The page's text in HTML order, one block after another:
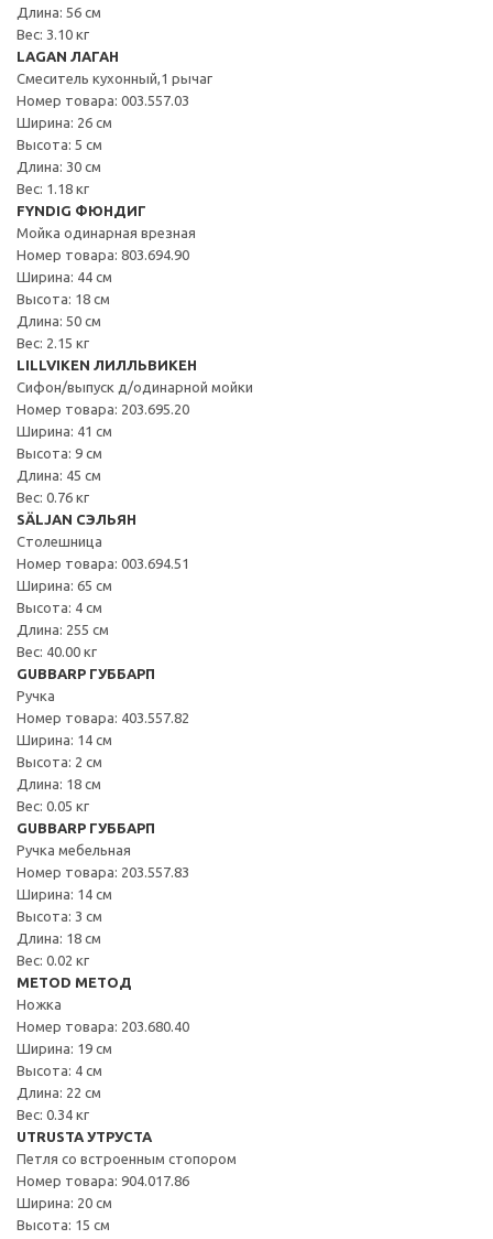
Длина: 56 см
Вес: 3.10 кг
LAGAN ЛАГАН
Смеситель кухонный,1 рычаг
Номер товара: 003.557.03
Ширина: 26 см
Высота: 5 см
Длина: 30 см
Вес: 1.18 кг
FYNDIG ФЮНДИГ
Мойка одинарная врезная
Номер товара: 803.694.90
Ширина: 44 см
Высота: 18 см
Длина: 50 см
Вес: 2.15 кг
LILLVIKEN ЛИЛЛЬВИКЕН
Сифон/выпуск д/одинарной мойки
Номер товара: 203.695.20
Ширина: 41 см
Высота: 9 см
Длина: 45 см
Вес: 0.76 кг
SÄLJAN СЭЛЬЯН
Столешница
Номер товара: 003.694.51
Ширина: 65 см
Высота: 4 см
Длина: 255 см
Вес: 40.00 кг
GUBBARP ГУББАРП
Ручка
Номер товара: 403.557.82
Ширина: 14 см
Высота: 2 см
Длина: 18 см
Вес: 0.05 кг
GUBBARP ГУББАРП
Ручка мебельная
Номер товара: 203.557.83
Ширина: 14 см
Высота: 3 см
Длина: 18 см
Вес: 0.02 кг
METOD МЕТОД
Ножка
Номер товара: 203.680.40
Ширина: 19 см
Высота: 4 см
Длина: 22 см
Вес: 0.34 кг
UTRUSTA УТРУСТА
Петля со встроенным стопором
Номер товара: 904.017.86
Ширина: 20 см
Высота: 15 см